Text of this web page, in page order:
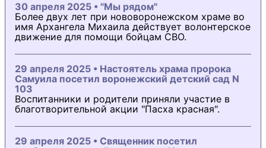
30 апреля 2025 • "Мы рядом"
Более двух лет при нововоронежском храме во
имя Архангела Михаила действует волонтерское
движение для помощи бойцам СВО.
29 апреля 2025 • Настоятель храма пророка
Самуила посетил воронежский детский сад N
103
Воспитанники и родители приняли участие в
благотворительной акции "Пасха красная".
29 апреля 2025 • Священник посетил